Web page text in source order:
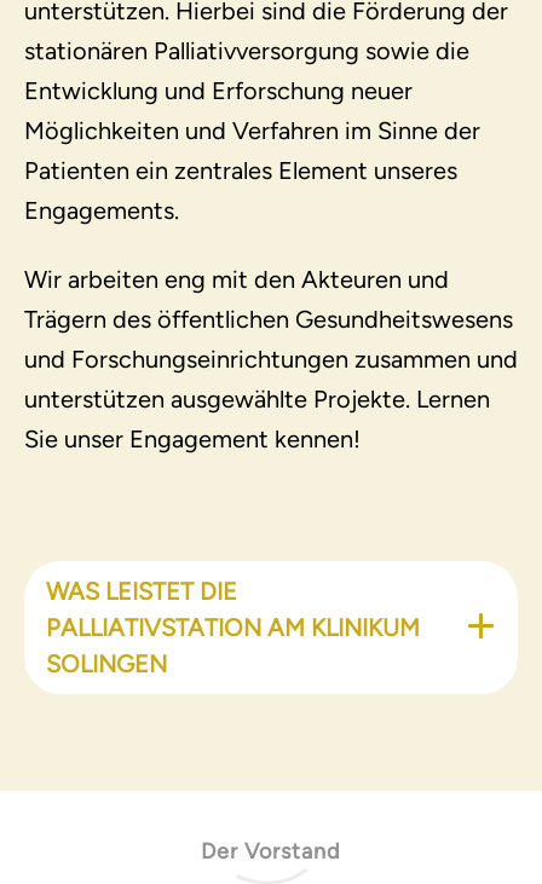
unterstützen. Hierbei sind die Förderung der
stationären Palliativversorgung sowie die
Entwicklung und Erforschung neuer
Möglichkeiten und Verfahren im Sinne der
Patienten ein zentrales Element unseres
Engagements.
Wir arbeiten eng mit den Akteuren und
Trägern des öffentlichen Gesundheitswesens
und Forschungseinrichtungen zusammen und
unterstützen ausgewählte Projekte. Lernen
Sie unser Engagement kennen!
WAS LEISTET DIE
PALLIATIVSTATION AM KLINIKUM
SOLINGEN
Der Vorstand